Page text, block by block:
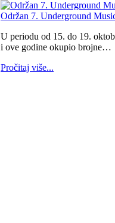
Održan 7. Underground
U periodu od 15. do 19.
i ove godine okupio brojne…
Pročitaj više...